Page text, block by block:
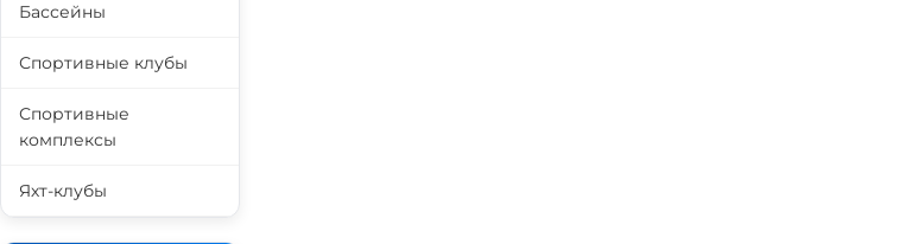
Бассейны
Спортивные клубы
Спортивные
комплексы
Яхт-клубы